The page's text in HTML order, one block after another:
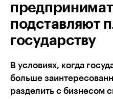
подставляют
государству
В условиях, когда
больше
разделить с бизнесом